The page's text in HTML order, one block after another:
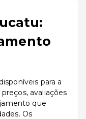
para a
avaliações
que
Os